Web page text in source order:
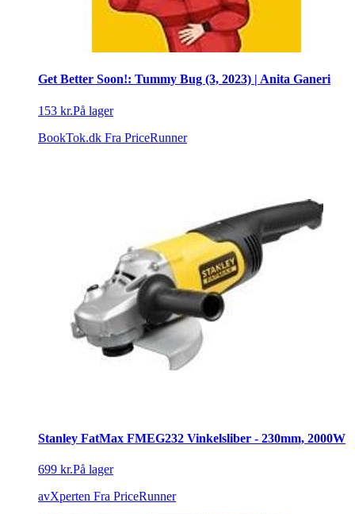
Get Better Soon!: Tummy Bug (3, 2023) | Anita Ganeri
153 kr.På lager
BookTok.dk Fra PriceRunner
Stanley FatMax FMEG232 Vinkelsliber - 230mm, 2000W
699 kr.På lager
avXperten Fra PriceRunner